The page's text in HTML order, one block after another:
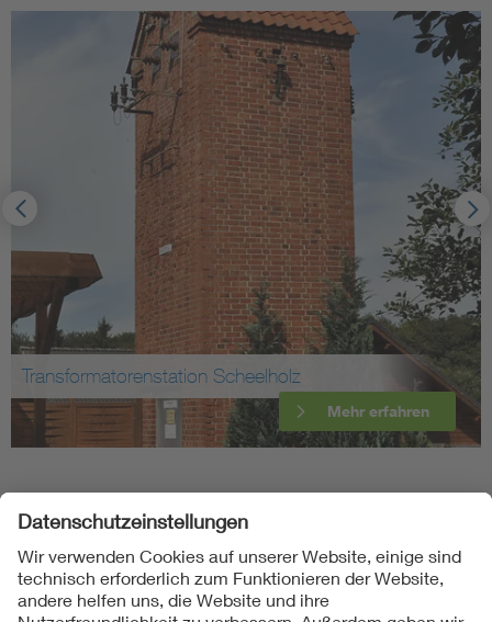
Transformatorenstation Scheelholz
Mehr erfahren
Folgen Sie uns